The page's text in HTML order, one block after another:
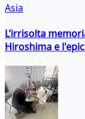
Asia
L’irrisolta
Hiroshima e